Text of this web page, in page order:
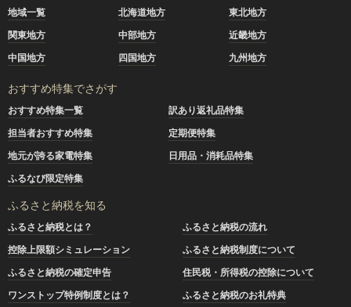
地域一覧 北海道地方
東北地方
関東地方
中部地方
近畿地方
中国地方
四国地方 九州地方
おすすめ特集でさがす
おすすめ特集一覧
訳あり返礼品特集
担当者おすすめ特集
定期便特集
地元が誇る家電特集
日用品・消耗品特集
ふるなび限定特集
ふるさと納税を知る
ふるさと納税とは？
ふるさと納税の流れ
控除上限額シミュレーション
ふるさと納税制度について
ふるさと納税の確定申告
住民税・所得税の控除について
ワンストップ特例制度とは？
ふるさと納税のお礼特典